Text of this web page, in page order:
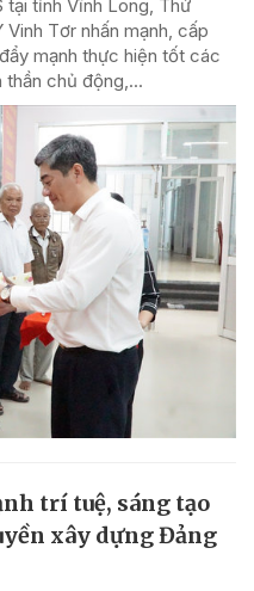
tại tỉnh Vĩnh Long, Thứ
Tơr nhấn mạnh, cấp
mạnh thực hiện tốt các
chủ động,...
trí tuệ, sáng tạo
xây dựng Đảng